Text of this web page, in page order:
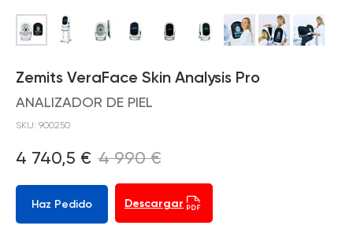
Zemits VeraFace Skin Analysis Pro
ANALIZADOR DE PIEL
SKU: 900250
4 740,5 € 4 990 €
Haz Pedido Descargar